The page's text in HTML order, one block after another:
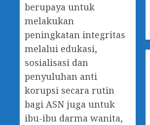
berupaya untuk
melakukan
peningkatan integritas
melalui edukasi,
sosialisasi dan
penyuluhan anti
korupsi secara rutin
bagi ASN juga untuk
ibu-ibu darma wanita,